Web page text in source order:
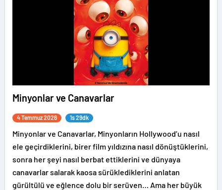
Minyonlar ve Canavarlar
4 Temmuz 2026 1s 29dk
Minyonlar ve Canavarlar, Minyonların Hollywood’u nasıl
ele geçirdiklerini, birer film yıldızına nasıl dönüştüklerini,
sonra her şeyi nasıl berbat ettiklerini ve dünyaya
canavarlar salarak kaosa sürüklediklerini anlatan
gürültülü ve eğlence dolu bir serüven… Ama her büyük